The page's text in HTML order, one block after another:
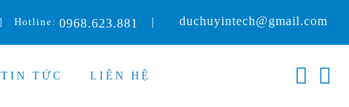
Hotline: 0968.623.881 duchuyintech@gmail.com
TIN TỨC LIÊN HỆ